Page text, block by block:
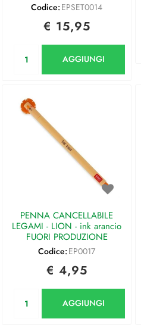
Codice: EPSET0014
€ 15,95
AGGIUNGI
PENNA CANCELLABILE
LEGAMI - LION - ink arancio
FUORI PRODUZIONE
Codice: EP0017
€ 4,95
AGGIUNGI